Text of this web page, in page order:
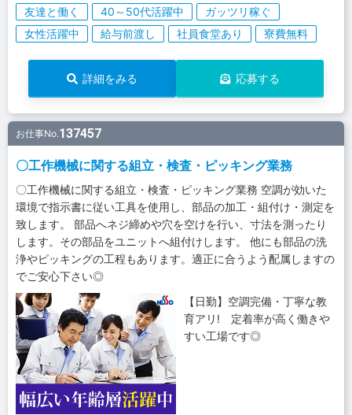
友達と働く
40～50代活躍中
ガッツリ稼ぐ
女性活躍中
給与前渡し 社員食堂あり 寮費無料
詳細をみる 応募する
お仕事No.137457
〇工作機械に関する組立・検査・ピッキング業務
〇工作機械に関する組立・検査・ピッキング業務 空調が効いた
環境で指示書に従い工具を使用し、部品の加工・組付け・測定を
致します。 部品へネジ締めや穴を空けを行い、寸法を測ったり
します。その部品をユニットへ組付けします。 他にも部品の洗
浄やピッキングの工程もあります。適正に合うよう配属しますの
でご安心下さい◎
【日勤】空調完備・丁寧な教
育アリ! 定着率が高く働きや
すい工場です◎